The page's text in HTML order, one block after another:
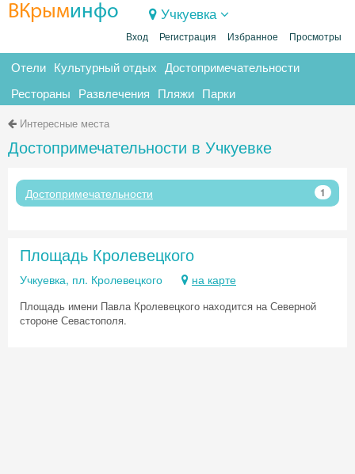
ВКрыминфо Учкуевка
Вход Регистрация Избранное Просмотры
Отели Культурный отдых Достопримечательности
Рестораны Развлечения Пляжи Парки
Интересные места
Достопримечательности в Учкуевке
Достопримечательности 1
Площадь Кролевецкого
Учкуевка, пл. Кролевецкого на карте
Площадь имени Павла Кролевецкого находится на Северной
стороне Севастополя.